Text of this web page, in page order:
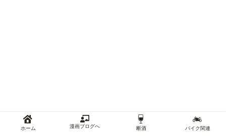
ホーム 漫画ブログへ 断酒 バイク関連